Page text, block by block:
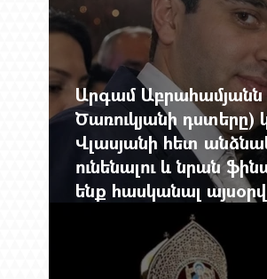
Արգամ Աբրահամյանն
Ծառուկյանի դստերը)
Վլասյանի հետ
ունենալու և նրան
ենք հասկանալ